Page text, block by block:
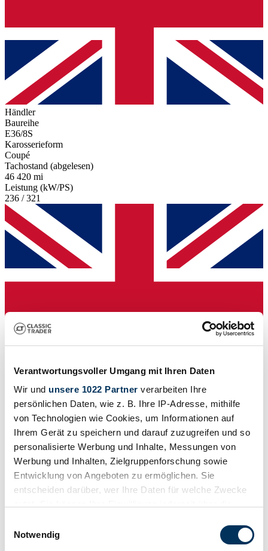
Verantwortungsvoller Umgang mit Ihren Daten
Wir und unsere 1022 Partner verarbeiten Ihre
persönlichen Daten, wie z. B. Ihre IP-Adresse, mithilfe
von Technologien wie Cookies, um Informationen auf
Ihrem Gerät zu speichern und darauf zuzugreifen und so
personalisierte Werbung und Inhalte, Messungen von
Werbung und Inhalten, Zielgruppenforschung sowie
Entwicklung von Angeboten zu ermöglichen. Sie
entscheiden darüber, wer Ihre Daten für welche Zwecke
Trigger Symbol ändern oder widerrufen
Notwendig
Händler
Baureihe
E36/8S
Karosserieform
Coupé
Tachostand (abgelesen)
46 420 mi
Leistung (kW/PS)
236 / 321
Händler